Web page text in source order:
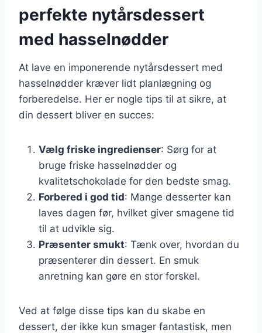
perfekte nytårsdessert
med hasselnødder
At lave en imponerende nytårsdessert med
hasselnødder kræver lidt planlægning og
forberedelse. Her er nogle tips til at sikre, at
din dessert bliver en succes:
Vælg friske ingredienser: Sørg for at
bruge friske hasselnødder og
kvalitetschokolade for den bedste smag.
Forbered i god tid: Mange desserter kan
laves dagen før, hvilket giver smagene tid
til at udvikle sig.
Præsenter smukt: Tænk over, hvordan du
præsenterer din dessert. En smuk
anretning kan gøre en stor forskel.
Ved at følge disse tips kan du skabe en
dessert, der ikke kun smager fantastisk, men